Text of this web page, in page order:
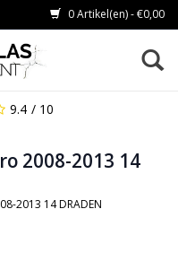
0 Artikel(en) - €0,00
9.4 / 10
2008-2013 14
2013 14 DRADEN